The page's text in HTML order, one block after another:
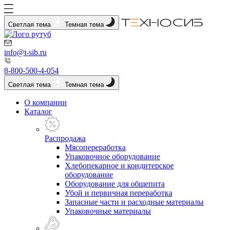
Светлая тема Темная тема
info@t-sib.ru
8-800-500-4-054
Светлая тема Темная тема
О компании
Каталог
Распродажа
Мясопереработка
Упаковочное оборудование
Хлебопекарное и кондитерское
оборудование
Оборудование для общепита
Убой и первичная переработка
Запасные части и расходные материалы
Упаковочные материалы